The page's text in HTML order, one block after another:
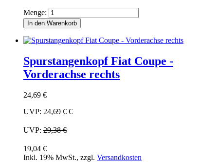
Menge:
In den Warenkorb
Spurstangenkopf Fiat Coupe -
Vorderachse rechts
24,69 €
UVP: 24,69 €€
UVP: 29,38 €
19,04 €
Inkl. 19% MwSt., zzgl. Versandkosten